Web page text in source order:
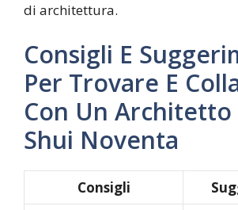
di architettura.
Consigli E
Per Trovare E
Con Un Architetto
Shui Noventa
Consigli